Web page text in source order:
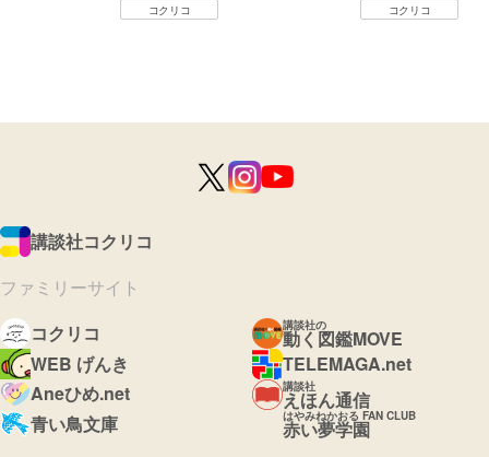
コクリコ コクリコ
講談社コクリコ
ファミリーサイト
コクリコ
講談社の
動く図鑑MOVE
WEB げんき
TELEMAGA.net
Aneひめ.net
講談社
えほん通信
青い鳥文庫
はやみねかおる FAN CLUB
赤い夢学園